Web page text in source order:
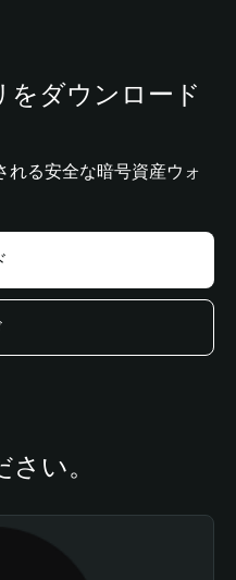
ダウンロード
る安全な暗号資産ウォ
い。